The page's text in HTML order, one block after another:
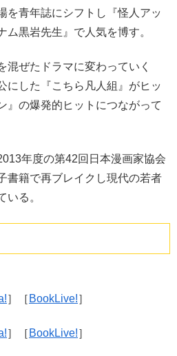
を青年誌にシフトし『怪人アッ
ム黒岩先生』で人気を博す。
混ぜたドラマに変わっていく
にした『こちら凡人組』がヒッ
』の爆発的ヒットにつながって
年度の第42回日本漫画家協会
書籍で再ブレイクし現代の若者
いる。
］［ BookLive!］
］［ BookLive!］